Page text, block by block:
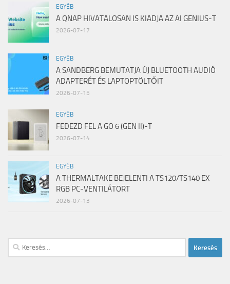
EGYÉB
A QNAP HIVATALOSAN IS KIADJA AZ AI GENIUS-T
2026-07-17
EGYÉB
A SANDBERG BEMUTATJA ÚJ BLUETOOTH AUDIÓ
ADAPTERÉT ÉS LAPTOPTÖLTŐIT
2026-07-15
EGYÉB
FEDEZD FEL A GO 6 (GEN II)-T
2026-07-14
EGYÉB
A THERMALTAKE BEJELENTI A TS120/TS140 EX
RGB PC-VENTILÁTORT
2026-07-13
Keresés: